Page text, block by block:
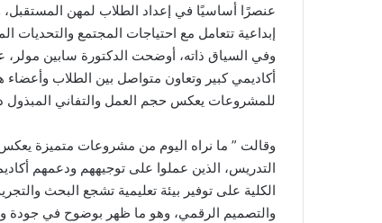
عنصرًا أساسيًا في إعداد الطلاب لمهن
إبداعية تتعامل مع احتياجات المجتمع والتحديات
وفي السياق ذاته، أوضحت الدكتورة سابين مولر،
أكاديمي كبير وتعاون متواصل بين الطلاب وأعضاء
للمشروعات يعكس حجم العمل والتفاني المبذول
وقالت ” ما نراه اليوم من مشروعات متميزة
التدريس، الذين عملوا على توجيههم ودعمهم
الكلية على توفير بيئة تعليمية تشجع البحث
والتصميم الرقمي، وهو ما ظهر بوضوح في جودة